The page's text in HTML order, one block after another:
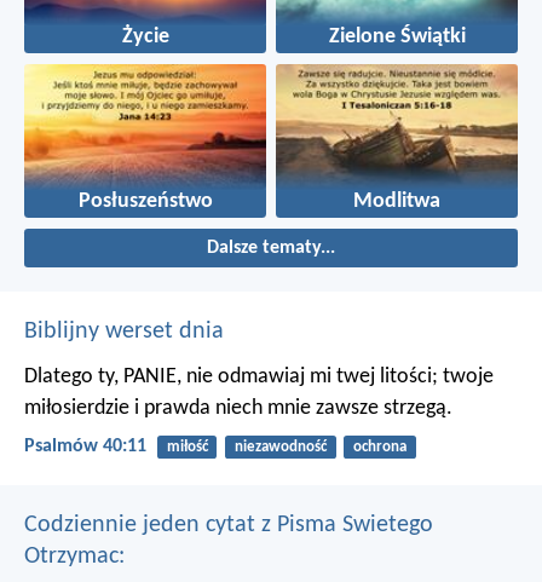
Życie Zielone Świątki
Posłuszeństwo Modlitwa
Dalsze tematy...
Biblijny werset dnia
Dlatego ty, PANIE, nie odmawiaj mi twej litości; twoje
miłosierdzie i prawda niech mnie zawsze strzegą.
Psalmów 40:11 miłość niezawodność ochrona
Codziennie jeden cytat z Pisma Swietego
Otrzymac: